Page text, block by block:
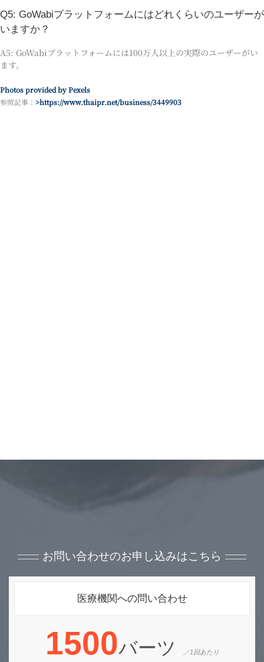
Q5: GoWabiプラットフォームにはどれくらいのユーザーが
いますか？
A5: GoWabiプラットフォームには100万人以上の実際のユーザーがい
ます。
Photos provided by Pexels
参照記事： >https://www.thaipr.net/business/3449903
お問い合わせのお申し込みはこちら
医療機関への問い合わせ
1500バーツ ／1回あたり